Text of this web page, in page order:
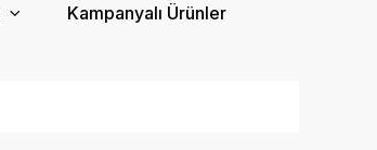
Kampanyalı Ürünler